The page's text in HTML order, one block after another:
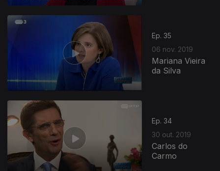
Ep. 35
06 nov. 2019
Mariana Vieira
da Silva
Ep. 34
30 out. 2019
Carlos do
Carmo